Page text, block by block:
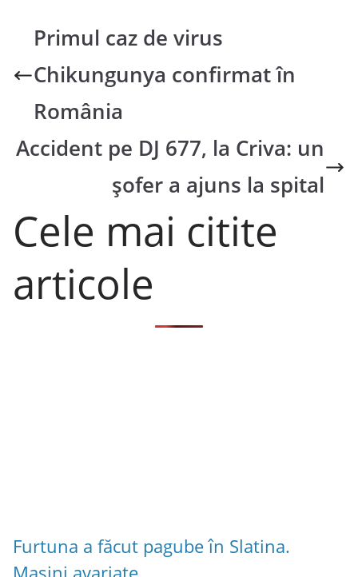
Primul caz de virus
Chikungunya confirmat în
România
Accident pe DJ 677, la Criva: un
șofer a ajuns la spital
Cele mai citite
articole
Furtuna a făcut pagube în Slatina.